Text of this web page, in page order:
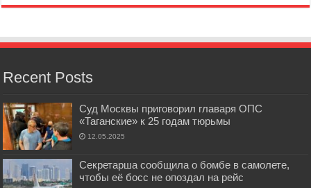
Recent Posts
Суд Москвы приговорил главаря ОПС
«Таганские» к 25 годам тюрьмы
12.05.2025
Секретарша сообщила о бомбе в самолете,
чтобы её босс не опоздал на рейс